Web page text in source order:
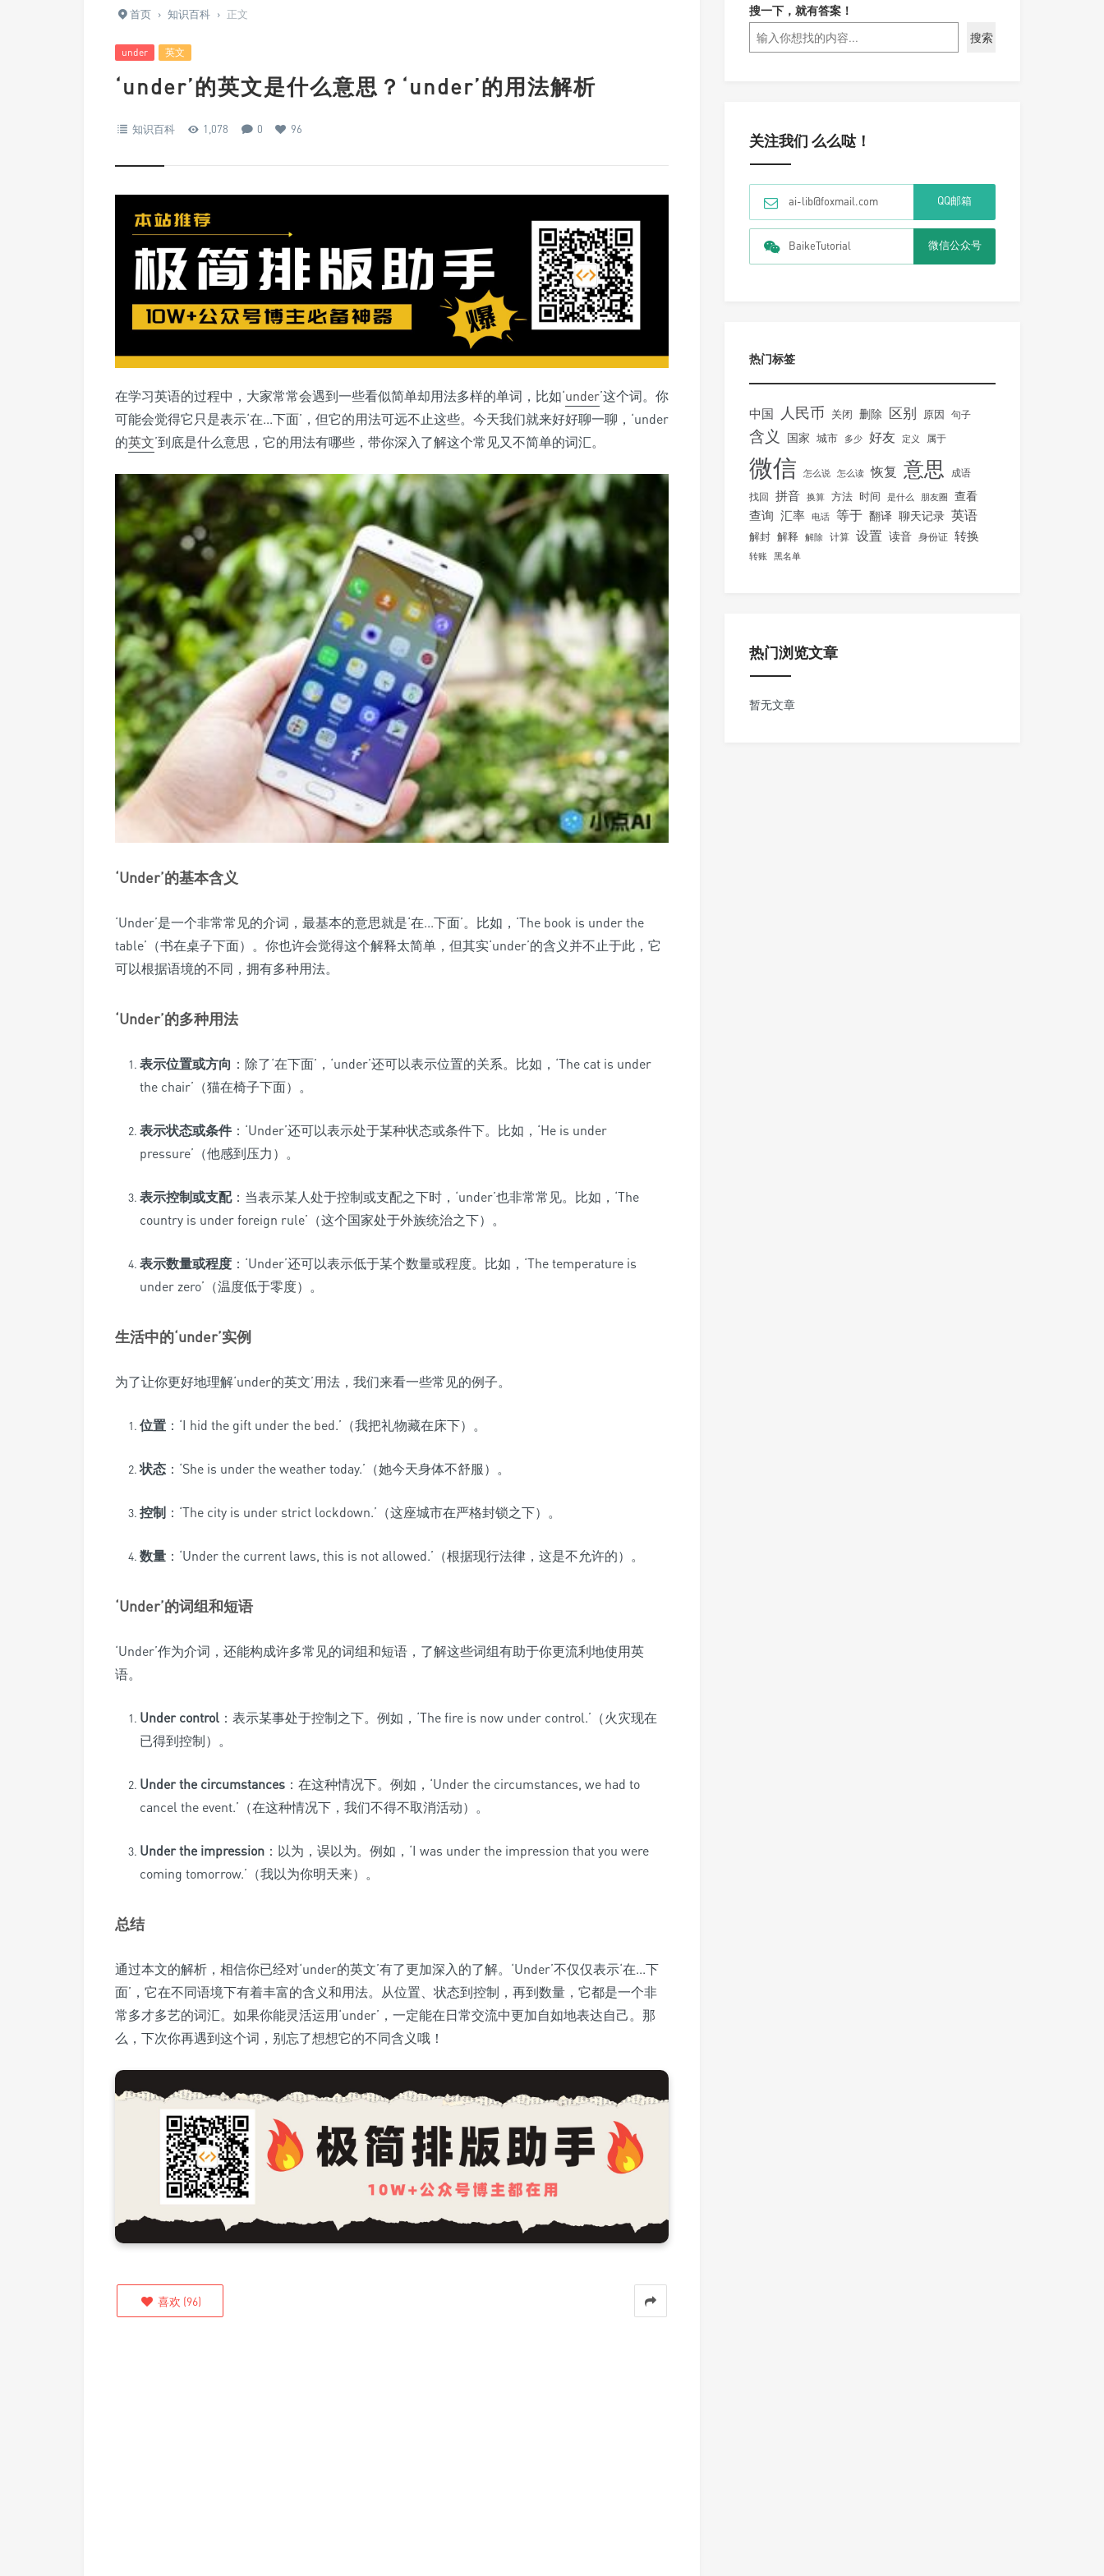
首页 › 知识百科 › 正文
under 英文
‘under’的英文是什么意思？‘under’的用法解析
知识百科 1,078 0 96
在学习英语的过程中，大家常常会遇到一些看似简单却用法多样的单词，比如‘under’这个词。你
可能会觉得它只是表示‘在...下面’，但它的用法可远不止这些。今天我们就来好好聊一聊，‘under
的英文’到底是什么意思，它的用法有哪些，带你深入了解这个常见又不简单的词汇。
‘Under’的基本含义
‘Under’是一个非常常见的介词，最基本的意思就是‘在...下面’。比如，‘The book is under the
table’（书在桌子下面）。你也许会觉得这个解释太简单，但其实‘under’的含义并不止于此，它
可以根据语境的不同，拥有多种用法。
‘Under’的多种用法
表示位置或方向 ：除了‘在下面’，‘under’还可以表示位置的关系。比如，‘The cat is under
the chair’（猫在椅子下面）。
表示状态或条件：‘Under’还可以表示处于某种状态或条件下。比如，‘He is under
pressure’（他感到压力）。
表示控制或支配：当表示某人处于控制或支配之下时，‘under’也非常常见。比如，‘The
country is under foreign rule’（这个国家处于外族统治之下）。
表示数量或程度 ：‘Under’还可以表示低于某个数量或程度。比如，‘The temperature is
under zero’（温度低于零度）。
生活中的‘under’实例
为了让你更好地理解‘under的英文’用法，我们来看一些常见的例子。
位置 ：‘I hid the gift under the bed.’（我把礼物藏在床下）。
状态 ：‘She is under the weather today.’（她今天身体不舒服）。
控制 ：‘The city is under strict lockdown.’（这座城市在严格封锁之下）。
数量 ：‘Under the current laws, this is not allowed.’（根据现行法律，这是不允许的）。
‘Under’的词组和短语
‘Under’作为介词，还能构成许多常见的词组和短语，了解这些词组有助于你更流利地使用英
语。
Under control ：表示某事处于控制之下。例如，‘The fire is now under control.’（火灾现在
已得到控制）。
Under the circumstances ：在这种情况下。例如，‘Under the circumstances, we had to
cancel the event.’（在这种情况下，我们不得不取消活动）。
Under the impression ：以为，误以为。例如，‘I was under the impression that you were
coming tomorrow.’（我以为你明天来）。
总结
通过本文的解析，相信你已经对‘under的英文’有了更加深入的了解。‘Under’不仅仅表示‘在...下
面’，它在不同语境下有着丰富的含义和用法。从位置、状态到控制，再到数量，它都是一个非
常多才多艺的词汇。如果你能灵活运用‘under’，一定能在日常交流中更加自如地表达自己。那
么，下次你再遇到这个词，别忘了想想它的不同含义哦！
喜欢 (96)
搜一下，就有答案！
搜索
关注我们 么么哒！
ai-lib@foxmail.com QQ邮箱
BaikeTutorial 微信公众号
热门标签
中国 人民币 关闭 删除 区别 原因 句子
含义 国家 城市 多少 好友 定义 属于
微信 怎么说 怎么读 恢复 意思 成语
找回 拼音 换算 方法 时间 是什么 朋友圈 查看
查询 汇率 电话 等于 翻译 聊天记录 英语
解封 解释 解除 计算 设置 读音 身份证 转换
转账 黑名单
热门浏览文章
暂无文章